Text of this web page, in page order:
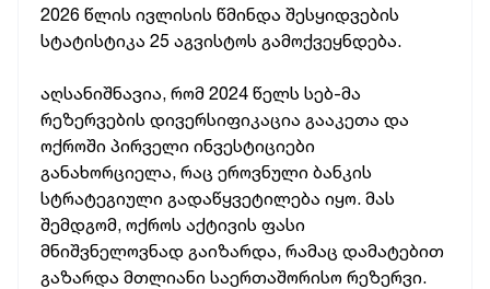
2026 წლის ივლისის წმინდა შესყიდვების
სტატისტიკა 25 აგვისტოს გამოქვეყნდება.
აღსანიშნავია, რომ 2024 წელს სებ-მა
რეზერვების დივერსიფიკაცია გააკეთა და
ოქროში პირველი ინვესტიციები
განახორციელა, რაც ეროვნული ბანკის
სტრატეგიული გადაწყვეტილება იყო. მას
შემდგომ, ოქროს აქტივის ფასი
მნიშვნელოვნად გაიზარდა, რამაც დამატებით
გაზარდა მთლიანი საერთაშორისო რეზერვი.